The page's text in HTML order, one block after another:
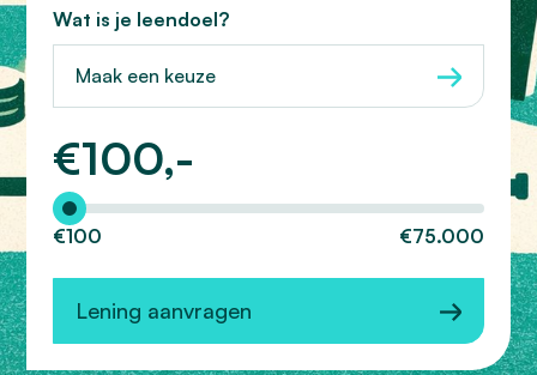
Wat is je leendoel?
Maak een keuze
€100,-
Hoeveel wilt u lenen?
€100 €75.000
Lening aanvragen